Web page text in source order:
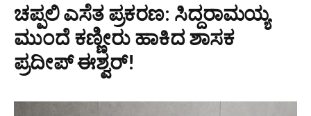
ಚಪ್ಪಲಿ ಎಸೆತ ಪ್ರಕರಣ: ಸಿದ್ದರಾಮಯ್ಯ
ಮುಂದೆ ಕಣ್ಣೀರು ಹಾಕಿದ ಶಾಸಕ
ಪ್ರದೀಪ್ ಈಶ್ವರ್!